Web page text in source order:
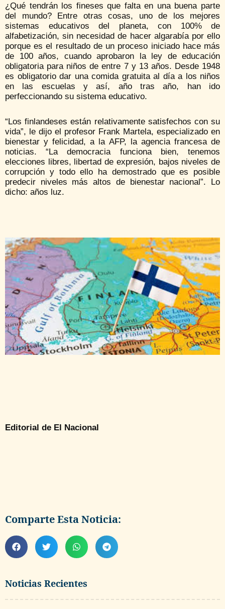
Noticias Recientes
¿Qué tendrán los fineses que falta en una buena parte
del mundo? Entre otras cosas, uno de los mejores
sistemas educativos del planeta, con 100% de
alfabetización, sin necesidad de hacer algarabía por ello
porque es el resultado de un proceso iniciado hace más
de 100 años, cuando aprobaron la ley de educación
obligatoria para niños de entre 7 y 13 años. Desde 1948
es obligatorio dar una comida gratuita al día a los niños
en las escuelas y así, año tras año, han ido
perfeccionando su sistema educativo.
“Los finlandeses están relativamente satisfechos con su
vida”, le dijo el profesor Frank Martela, especializado en
bienestar y felicidad, a la AFP, la agencia francesa de
noticias. “La democracia funciona bien, tenemos
elecciones libres, libertad de expresión, bajos niveles de
corrupción y todo ello ha demostrado que es posible
predecir niveles más altos de bienestar nacional”. Lo
dicho: años luz.
Editorial de El Nacional
Comparte Esta Noticia: